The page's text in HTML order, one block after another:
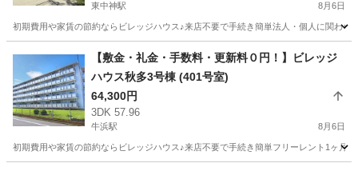
東中神駅 8月6日
初期費用や家賃の節約ならビレッジハウス♪来店不要で手続き簡単法人・個人に関わ
東中神駅 アパート 徒歩
【敷金・礼金・手数料・更新料０円！】ビレッジ
ハウス秋多3号棟 (401号室)
64,300円
3DK 57.96
牛浜駅 8月6日
初期費用や家賃の節約ならビレッジハウス♪来店不要で手続き簡単フリーレント1ヶ